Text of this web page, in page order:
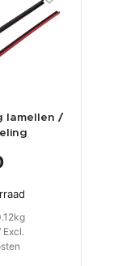
lamellen /
Excl.